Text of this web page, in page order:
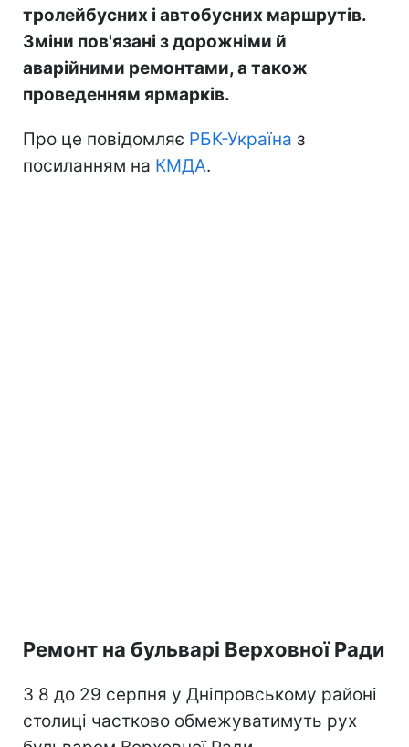
тролейбусних і автобусних маршрутів.
Зміни пов'язані з дорожніми й
аварійними ремонтами, а також
проведенням ярмарків.
Про це повідомляє РБК-Україна з
посиланням на КМДА.
Ремонт на бульварі Верховної Ради
З 8 до 29 серпня у Дніпровському районі
столиці частково обмежуватимуть рух